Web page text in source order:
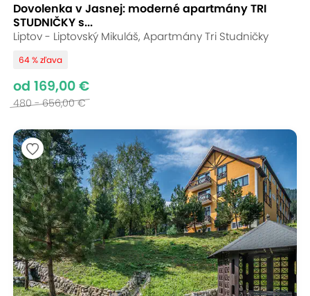
Dovolenka v Jasnej: moderné apartmány TRI
STUDNIČKY s...
Liptov - Liptovský Mikuláš, Apartmány Tri Studničky
64 % zľava
od 169,00 €
480 - 656,00 €